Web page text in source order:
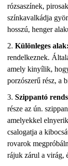
rózsaszínek,
színkavalkádja
hosszú, henger
Különleges alak:
rendelkeznek.
amely kinyílik,
porzószerű rész, a
Szippantó
része az ún.
amelyekkel
csalogatja a
rovarok
rájuk zárul a virág,